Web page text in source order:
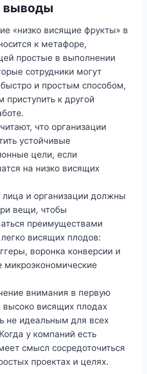
выводы
«низко висящие фрукты» в
к метафоре,
простые в выполнении
сотрудники могут
и простым способом,
приступить к другой
что организации
устойчивые
цели, если
на низко висящих
и организации должны
вещи, чтобы
преимуществами
висящих плодов:
воронка конверсии и
внимания в первую
высоко висящих плодах
не идеальным для всех
у компаний есть
смысл сосредоточиться
проектах и ​​целях.